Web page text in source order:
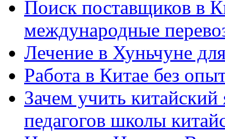
Поиск поставщиков в
международные
Лечение в Хуньчуне
Работа в Китае без
Зачем учить
педагогов школы